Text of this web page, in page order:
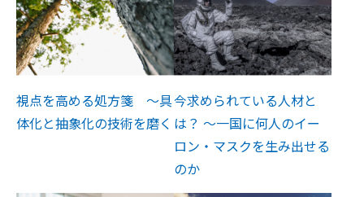
視点を高める処方箋 ～具
体化と抽象化の技術を磨く
今求められている人材と
は？ ～一国に何人のイー
ロン・マスクを生み出せる
のか